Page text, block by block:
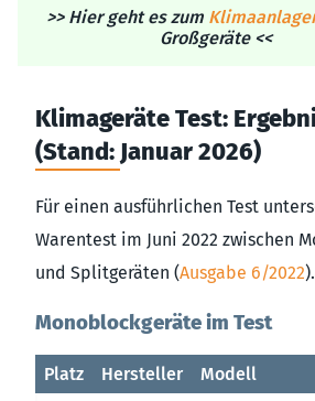
>> Hier geht es zum
Großgeräte <<
Klimageräte Test:
(Stand: Januar 2026)
Für einen ausführlichen Test
Warentest im Juni 2022 zwischen
und Splitgeräten (Ausgabe 6/2022).
Monoblockgeräte im Test
Platz Hersteller Modell